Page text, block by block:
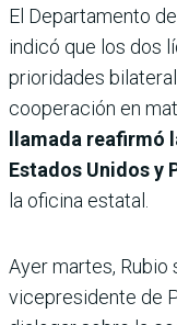
El Departamento
indicó que los dos
prioridades
cooperación en
llamada
Estados Unidos y
la oficina estatal.
Ayer martes, Rubio
vicepresidente de